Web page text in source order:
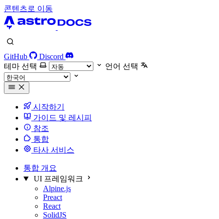
콘텐츠로 이동
GitHub
Discord
테마 선택
언어 선택
시작하기
가이드 및 레시피
참조
통합
타사 서비스
통합 개요
UI 프레임워크
Alpine.js
Preact
React
SolidJS